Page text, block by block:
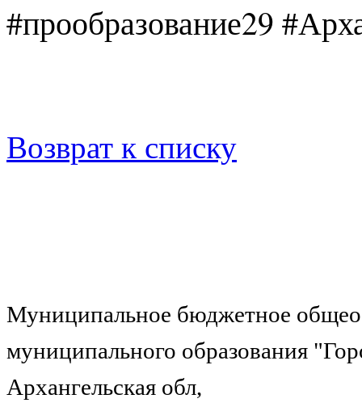
#прообразование29
Возврат к списку
Муниципальное бюджетное
муниципального образования
Архангельская обл,